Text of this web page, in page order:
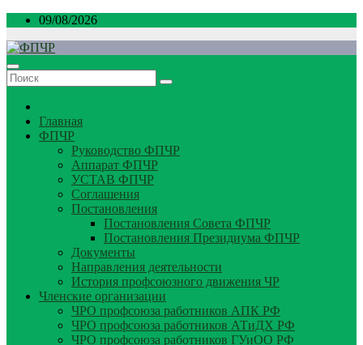
Перейти
содержимому
09/08/2026
Главная
ФПЧР
Руководство ФПЧР
Аппарат ФПЧР
УСТАВ ФПЧР
Соглашения
Постановления
Постановления Совета ФПЧР
Постановления Президиума ФПЧР
Документы
Направления деятельности
История профсоюзного движения ЧР
Членские организации
ЧРО профсоюза работников АПК РФ
ЧРО профсоюза работников АТиДХ РФ
ЧРО профсоюза работников ГУиОО РФ